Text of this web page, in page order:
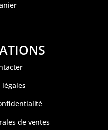
légales
de ventes